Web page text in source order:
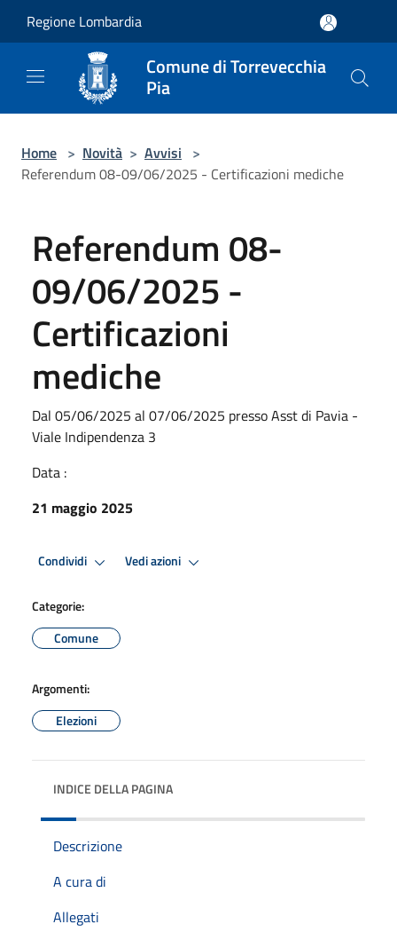
Regione Lombardia
Comune di Torrevecchia
Pia
Home > Novità > Avvisi >
Referendum 08-09/06/2025 - Certificazioni mediche
Referendum 08-
09/06/2025 -
Certificazioni
mediche
Dal 05/06/2025 al 07/06/2025 presso Asst di Pavia -
Viale Indipendenza 3
Data :
21 maggio 2025
Condividi Vedi azioni
Categorie:
Comune
Argomenti:
Elezioni
INDICE DELLA PAGINA
Descrizione
A cura di
Allegati